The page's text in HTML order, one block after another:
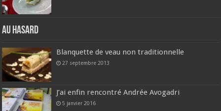
Au hasard
Blanquette de veau non traditionnelle
27 septembre 2013
J’ai enfin rencontré Andrée Avogadri
5 janvier 2016